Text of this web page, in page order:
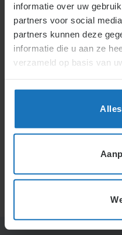
informatie over uw
partners voor social
partners kunnen deze
informatie die u aan ze
verzameld op basis van
4.1.3.4. Het
andere
Bij langdurige
recht op privé-
Voor gemengd gebruik